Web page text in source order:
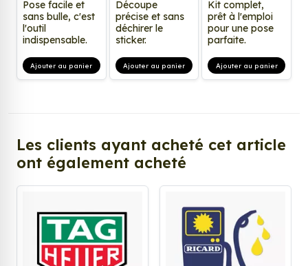
Pose facile et
sans bulle, c'est
l'outil
indispensable.
Ajouter au panier
Découpe
précise et sans
déchirer le
sticker.
Ajouter au panier
Kit complet,
prêt à l'emploi
pour une pose
parfaite.
Ajouter au panier
Les clients ayant acheté cet article
ont également acheté